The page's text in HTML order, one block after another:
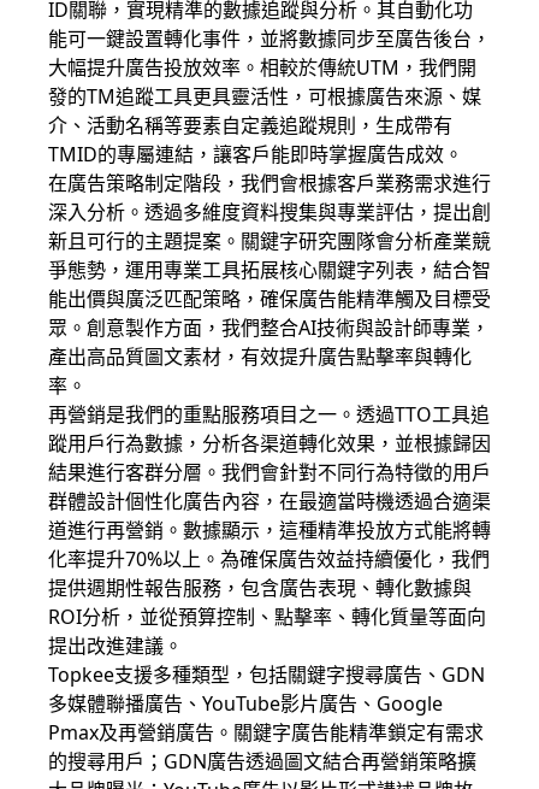
ID關聯，實現精準的數據追蹤與分析。其自動化功
能可一鍵設置轉化事件，並將數據同步至廣告後台，
大幅提升廣告投放效率。相較於傳統UTM，我們開
發的TM追蹤工具更具靈活性，可根據廣告來源、媒
介、活動名稱等要素自定義追蹤規則，生成帶有
TMID的專屬連結，讓客戶能即時掌握廣告成效。
在廣告策略制定階段，我們會根據客戶業務需求進行
深入分析。透過多維度資料搜集與專業評估，提出創
新且可行的主題提案。關鍵字研究團隊會分析產業競
爭態勢，運用專業工具拓展核心關鍵字列表，結合智
能出價與廣泛匹配策略，確保廣告能精準觸及目標受
眾。創意製作方面，我們整合AI技術與設計師專業，
產出高品質圖文素材，有效提升廣告點擊率與轉化
率。
再營銷是我們的重點服務項目之一。透過TTO工具追
蹤用戶行為數據，分析各渠道轉化效果，並根據歸因
結果進行客群分層。我們會針對不同行為特徵的用戶
群體設計個性化廣告內容，在最適當時機透過合適渠
道進行再營銷。數據顯示，這種精準投放方式能將轉
化率提升70%以上。為確保廣告效益持續優化，我們
提供週期性報告服務，包含廣告表現、轉化數據與
ROI分析，並從預算控制、點擊率、轉化質量等面向
提出改進建議。
Topkee支援多種類型，包括關鍵字搜尋廣告、GDN
多媒體聯播廣告、YouTube影片廣告、Google
Pmax及再營銷廣告。關鍵字廣告能精準鎖定有需求
的搜尋用戶；GDN廣告透過圖文結合再營銷策略擴